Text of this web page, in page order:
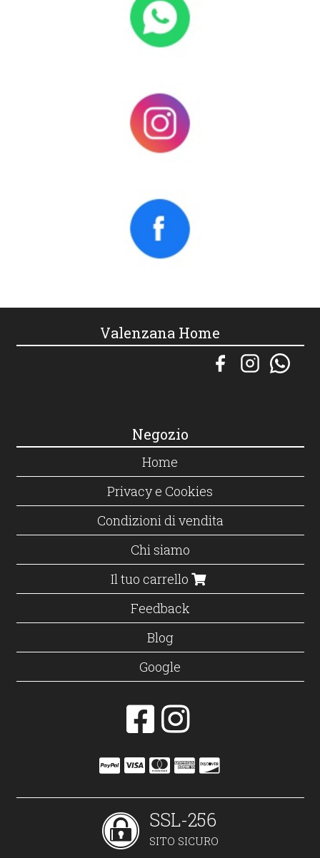
Valenzana Home
Negozio
Home
Privacy e Cookies
Condizioni di vendita
Chi siamo
Il tuo carrello
Feedback
Blog
Google
SSL-256
SITO SICURO